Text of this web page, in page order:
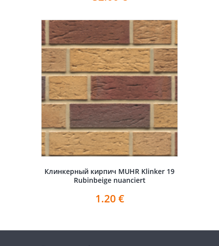
Клинкерный кирпич MUHR Klinker 19
Rubinbeige nuanciert
1.20 €